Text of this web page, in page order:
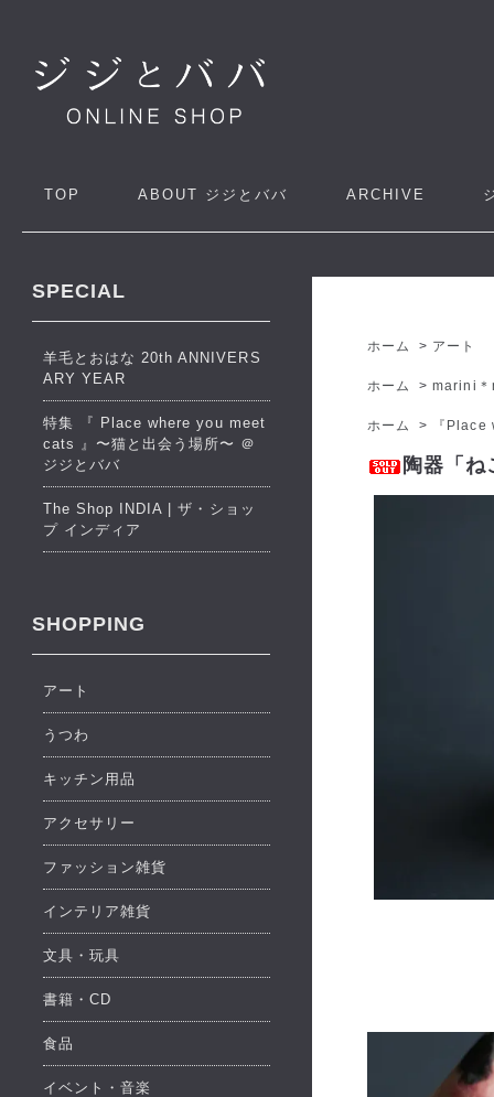
TOP ABOUT ジジとババ ARCHIVE
ホーム > アート
ホーム >marini
ホーム > 『
陶器「
SPECIAL
羊毛とおはな 20th ANNIVERS
ARY YEAR
特集 『 Place where you meet
cats 』〜猫と出会う場所〜 ＠
ジジとババ
The Shop INDIA | ザ・ショッ
プ インディア
SHOPPING
アート
うつわ
キッチン用品
アクセサリー
ファッション雑貨
インテリア雑貨
文具・玩具
書籍・CD
食品
イベント・音楽